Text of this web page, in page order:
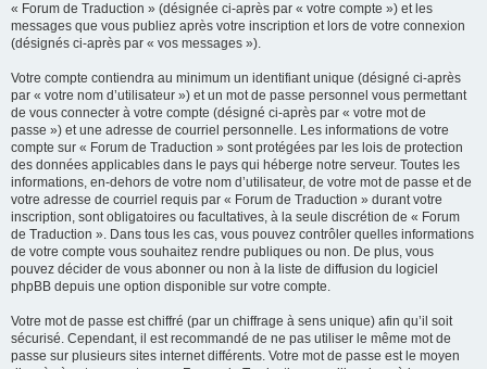
« Forum de Traduction » (désignée ci-après par « votre compte ») et les
messages que vous publiez après votre inscription et lors de votre connexion
(désignés ci-après par « vos messages »).
Votre compte contiendra au minimum un identifiant unique (désigné ci-après
par « votre nom d’utilisateur ») et un mot de passe personnel vous permettant
de vous connecter à votre compte (désigné ci-après par « votre mot de
passe ») et une adresse de courriel personnelle. Les informations de votre
compte sur « Forum de Traduction » sont protégées par les lois de protection
des données applicables dans le pays qui héberge notre serveur. Toutes les
informations, en-dehors de votre nom d’utilisateur, de votre mot de passe et de
votre adresse de courriel requis par « Forum de Traduction » durant votre
inscription, sont obligatoires ou facultatives, à la seule discrétion de « Forum
de Traduction ». Dans tous les cas, vous pouvez contrôler quelles informations
de votre compte vous souhaitez rendre publiques ou non. De plus, vous
pouvez décider de vous abonner ou non à la liste de diffusion du logiciel
phpBB depuis une option disponible sur votre compte.
Votre mot de passe est chiffré (par un chiffrage à sens unique) afin qu’il soit
sécurisé. Cependant, il est recommandé de ne pas utiliser le même mot de
passe sur plusieurs sites internet différents. Votre mot de passe est le moyen